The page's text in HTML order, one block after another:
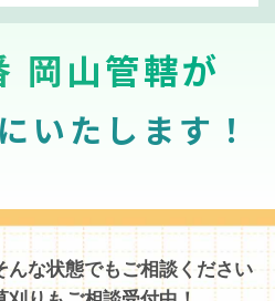
岡山管轄が
にいたします！
な状態でもご相談ください